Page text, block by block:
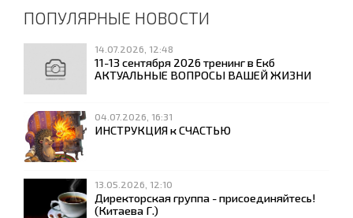
ПОПУЛЯРНЫЕ НОВОСТИ
14.07.2026, 12:48
11-13 сентября 2026 тренинг в Екб
АКТУАЛЬНЫЕ ВОПРОСЫ ВАШЕЙ ЖИЗНИ
04.07.2026, 16:31
ИНСТРУКЦИЯ к СЧАСТЬЮ
13.05.2026, 12:10
Директорская группа - присоединяйтесь!
(Китаева Г.)